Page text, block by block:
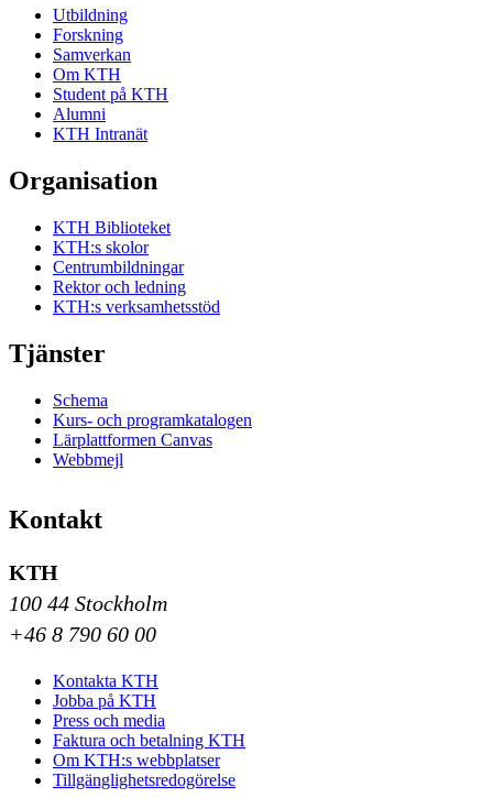
Utbildning
Forskning
Samverkan
Om KTH
Student på KTH
Alumni
KTH Intranät
Organisation
KTH Biblioteket
KTH:s skolor
Centrumbildningar
Rektor och ledning
KTH:s verksamhetsstöd
Tjänster
Schema
Kurs- och programkatalogen
Lärplattformen Canvas
Webbmejl
Kontakt
KTH
100 44 Stockholm
+46 8 790 60 00
Kontakta KTH
Jobba på KTH
Press och media
Faktura och betalning KTH
Om KTH:s webbplatser
Tillgänglighetsredogörelse